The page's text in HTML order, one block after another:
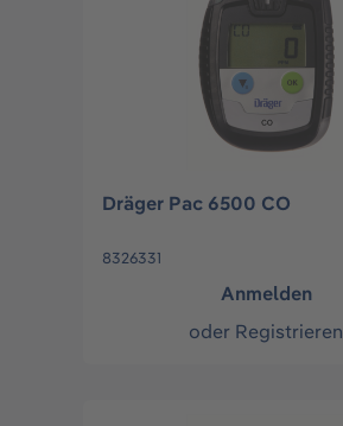
Dräger Pac 6500 CO
8326331
Anmelden
oder Registrieren